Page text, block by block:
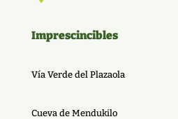
Imprescincibles
Vía Verde del Plazaola
Cueva de Mendukilo